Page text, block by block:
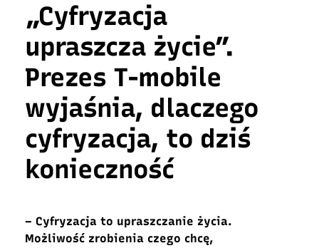
„Cyfryzacja
upraszcza życie”.
Prezes T-mobile
wyjaśnia, dlaczego
cyfryzacja, to dziś
konieczność
– Cyfryzacja to upraszczanie życia.
Możliwość zrobienia czego chcę,